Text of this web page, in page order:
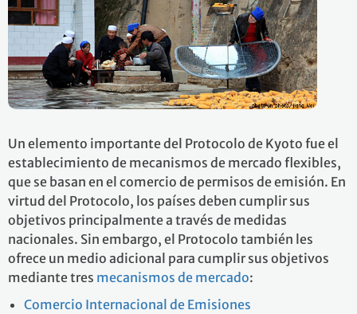
Un elemento importante del Protocolo de Kyoto fue el
establecimiento de mecanismos de mercado flexibles,
que se basan en el comercio de permisos de emisión. En
virtud del Protocolo, los países deben cumplir sus
objetivos principalmente a través de medidas
nacionales. Sin embargo, el Protocolo también les
ofrece un medio adicional para cumplir sus objetivos
mediante tres mecanismos de mercado:
Comercio Internacional de Emisiones